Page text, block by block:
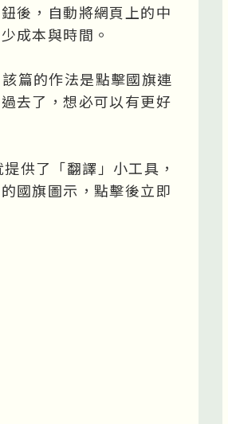
後，自動將網頁上的中
成本與時間。
該篇的作法是點擊國旗連
去了，想必可以有更好
供了「翻譯」小工具，
國旗圖示，點擊後立即